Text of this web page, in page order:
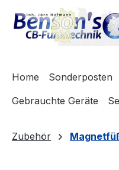
Hauptinhalt springen
Zur Suche springen
Zur Hauptnavigation
Home Sonderposten
Gebrauchte Geräte
Zubehör